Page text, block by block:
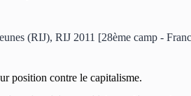
(RIJ), RIJ 2011 [28ème camp -
position contre le capitalisme.